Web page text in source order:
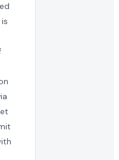
议尽快提交您的
家通常在敲定大合同前
oil 报价?
、清晰的贸易就绪条款